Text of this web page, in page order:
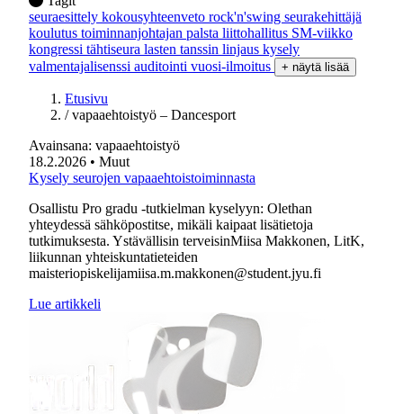
seuraesittely kokousyhteenveto rock'n'swing seurakehittäjä
koulutus toiminnanjohtajan palsta liittohallitus SM-viikko
kongressi tähtiseura lasten tanssin linjaus kysely
valmentajalisenssi auditointi vuosi-ilmoitus + näytä lisää
Etusivu
/ vapaaehtoistyö – Dancesport
Avainsana: vapaaehtoistyö
18.2.2026 • Muut
Kysely seurojen vapaaehtoistoiminnasta
Osallistu Pro gradu -tutkielman kyselyyn: Olethan
yhteydessä sähköpostitse, mikäli kaipaat lisätietoja
tutkimuksesta. Ystävällisin terveisinMiisa Makkonen, LitK,
liikunnan yhteiskuntatieteiden
maisteriopiskelijamiisa.m.makkonen@student.jyu.fi
Lue artikkeli